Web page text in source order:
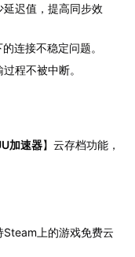
迟值，提高同步效
连接不稳定问题。
程不被中断。
加速器】云存档功能，
Steam上的游戏免费云